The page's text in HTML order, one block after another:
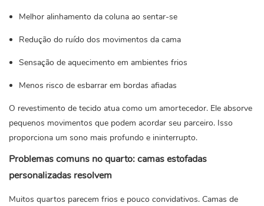
Melhor alinhamento da coluna ao sentar-se
Redução do ruído dos movimentos da cama
Sensação de aquecimento em ambientes frios
Menos risco de esbarrar em bordas afiadas
O revestimento de tecido atua como um amortecedor. Ele absorve
pequenos movimentos que podem acordar seu parceiro. Isso
proporciona um sono mais profundo e ininterrupto.
Problemas comuns no quarto: camas estofadas
personalizadas resolvem
Muitos quartos parecem frios e pouco convidativos. Camas de